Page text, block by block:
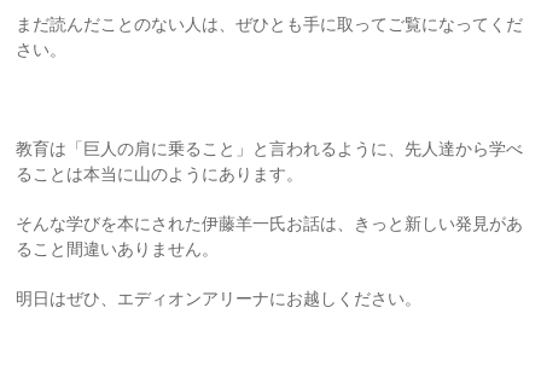
まだ読んだことのない人は、ぜひとも手に取ってご覧になってくだ
さい。
教育は「巨人の肩に乗ること」と言われるように、先人達から学べ
ることは本当に山のようにあります。
そんな学びを本にされた伊藤羊一氏お話は、きっと新しい発見があ
ること間違いありません。
明日はぜひ、エディオンアリーナにお越しください。